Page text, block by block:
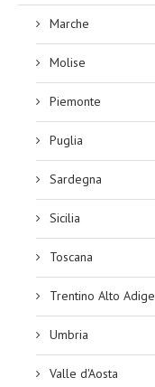
Marche
Molise
Piemonte
Puglia
Sardegna
Sicilia
Toscana
Trentino Alto Adige
Umbria
Valle d'Aosta